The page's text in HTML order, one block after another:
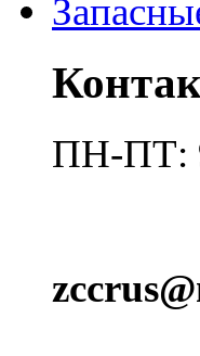
ПН-ПТ: